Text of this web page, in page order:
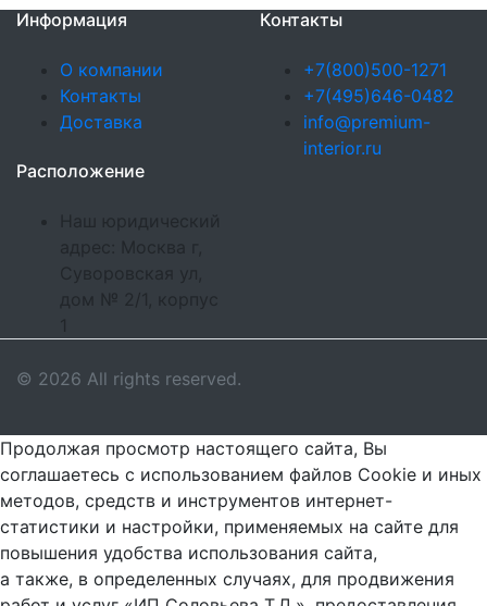
Информация
О компании
Контакты
Доставка
Контакты
+7(800)500-1271
+7(495)646-0482
info@premium-
interior.ru
Расположение
Наш юридический
адрес: Москва г,
Суворовская ул,
дом № 2/1, корпус
© 2026 All rights reserved.
Продолжая просмотр настоящего сайта, Вы
соглашаетесь с использованием файлов Cookie и иных
методов, средств и инструментов интернет-
статистики и настройки, применяемых на сайте для
повышения удобства использования сайта,
а также, в определенных случаях, для продвижения